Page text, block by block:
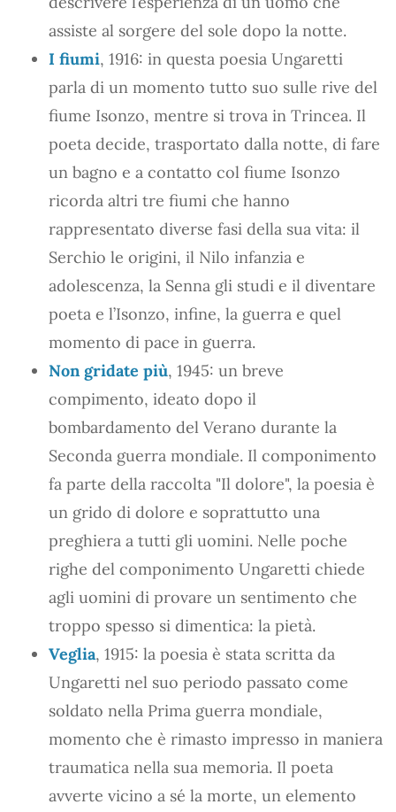
assiste al sorgere del sole dopo la notte.
I fiumi, 1916: in questa poesia Ungaretti
parla di un momento tutto suo sulle rive del
fiume Isonzo, mentre si trova in Trincea. Il
poeta decide, trasportato dalla notte, di fare
un bagno e a contatto col fiume Isonzo
ricorda altri tre fiumi che hanno
rappresentato diverse fasi della sua vita: il
Serchio le origini, il Nilo infanzia e
adolescenza, la Senna gli studi e il diventare
poeta e l’Isonzo, infine, la guerra e quel
momento di pace in guerra.
Non gridate più, 1945: un breve
compimento, ideato dopo il
bombardamento del Verano durante la
Seconda guerra mondiale. Il componimento
fa parte della raccolta "Il dolore", la poesia è
un grido di dolore e soprattutto una
preghiera a tutti gli uomini. Nelle poche
righe del componimento Ungaretti chiede
agli uomini di provare un sentimento che
troppo spesso si dimentica: la pietà.
Veglia, 1915: la poesia è stata scritta da
Ungaretti nel suo periodo passato come
soldato nella Prima guerra mondiale,
momento che è rimasto impresso in maniera
traumatica nella sua memoria. Il poeta
avverte vicino a sé la morte, un elemento